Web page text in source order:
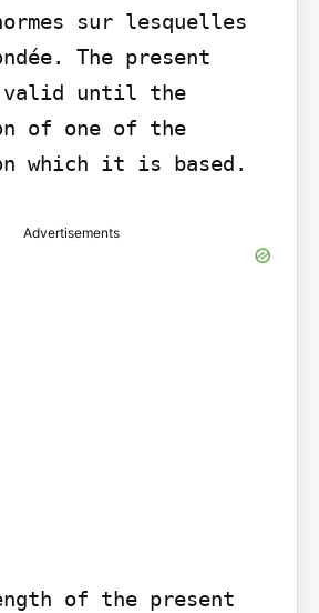
sur lesquelles
The present
until the
of one of the
which it is based.
Advertisements
of the present